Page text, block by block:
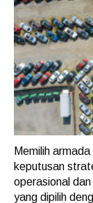
Memilih
keputusan
operasional
yang dipilih